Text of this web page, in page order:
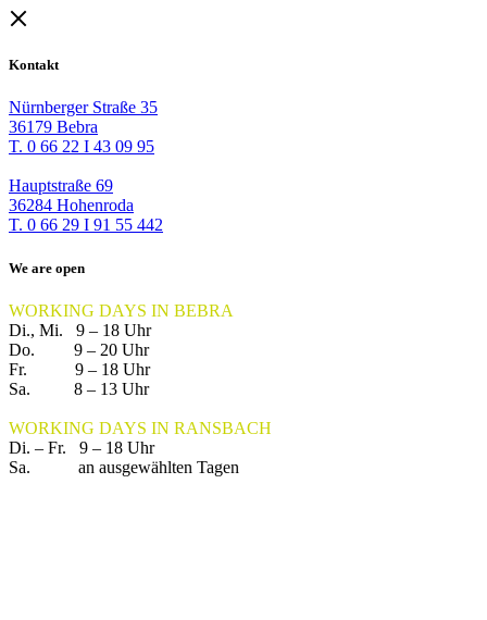
Kontakt
Nürnberger Straße 35
36179 Bebra
T. 0 66 22 I 43 09 95
Hauptstraße 69
36284 Hohenroda
T. 0 66 29 I 91 55 442
We are open
WORKING DAYS IN BEBRA
Di., Mi. 9 – 18 Uhr
Do. 9 – 20 Uhr
Fr. 9 – 18 Uhr
Sa. 8 – 13 Uhr
WORKING DAYS IN RANSBACH
Di. – Fr. 9 – 18 Uhr
Sa. an ausgewählten Tagen